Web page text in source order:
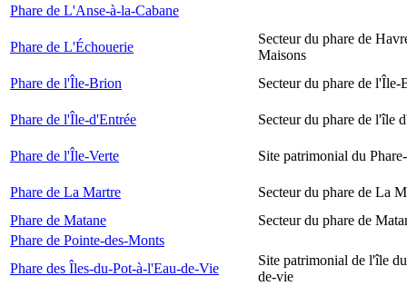
Phare de L'Anse-à-la-Cabane
Phare de L'Échouerie
Secteur du phare de
Maisons
Phare de l'Île-Brion
Secteur du phare de l'Île-
Phare de l'Île-d'Entrée Secteur du phare de l'île
Phare de l'Île-Verte Site patrimonial du
Phare de La Martre
Secteur du phare de La
Phare de Matane
Secteur du phare de
Phare de Pointe-des-Monts
Phare des Îles-du-Pot-à-l'Eau-de-Vie
Site patrimonial de l'île
de-vie